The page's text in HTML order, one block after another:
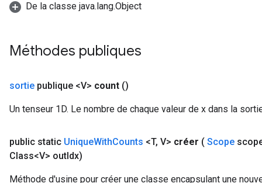
De la classe java.lang.Object
Méthodes publiques
sortie publique <V> count ()
Un tenseur 1D. Le nombre de chaque valeur de x dans la
public static UniqueWithCounts <T, V> créer ( Scope
Class<V> outIdx)
Méthode d'usine pour créer une classe encapsulant une